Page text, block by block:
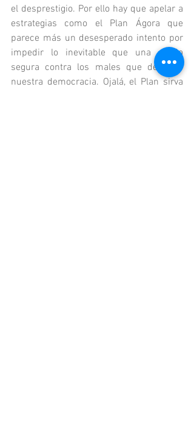
el desprestigio. Por ello hay que apelar a
estrategias como el Plan Ágora que
parece más un desesperado intento por
impedir lo inevitable que una salida
segura contra los males que desafían
nuestra democracia. Ojalá, el Plan sirva